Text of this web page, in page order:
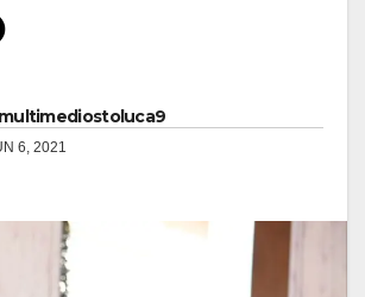
multimediostoluca9
6, 2021